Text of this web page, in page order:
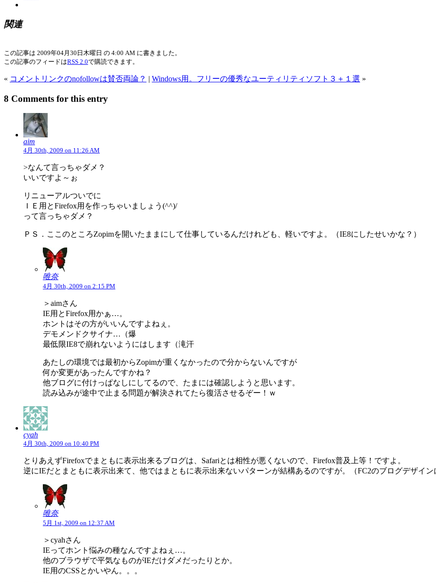
関連
この記事は 2009年04月30日木曜日 の 4:00 AM に書きました。
この記事のフィードはRSS 2.0で購読できます。
« コメントリンクのnofollowは賛否両論？ | Windows用。フリーの優秀なユーティリティソフト３＋１選 »
8 Comments for this entry
aim
4月 30th, 2009 on 11:26 AM
>なんて言っちゃダメ？
いいですよ～ぉ
リニューアルついでに
ＩＥ用とFirefox用を作っちゃいましょう(^^)/
って言っちゃダメ？
ＰＳ．ここのところZopimを開いたままにして仕事しているんだけれども、軽いですよ。（IE8にしたせいかな？）
唯奈
4月 30th, 2009 on 2:15 PM
＞aimさん
IE用とFirefox用かぁ…。
ホントはその方がいいんですよねぇ。
デモメンドクサイナ…（爆
最低限IE8で崩れないようにはします（滝汗
あたしの環境では最初からZopimが重くなかったので分からないんですが
何か変更があったんですかね？
他ブログに付けっぱなしにしてるので、たまには確認しようと思います。
読み込みが途中で止まる問題が解決されてたら復活させるぞー！ｗ
cyah
4月 30th, 2009 on 10:40 PM
とりあえずFirefoxでまともに表示出来るブログは、Safariとは相性が悪くないので、Firefox普及上等！ですよ。
逆にIEだとまともに表示出来て、他ではまともに表示出来ないパターンが結構あるのですが。（FC2のブログデザイン
唯奈
5月 1st, 2009 on 12:37 AM
＞cyahさん
IEってホント悩みの種なんですよねぇ…。
他のブラウザで平気なものがIEだけダメだったりとか。
IE用のCSSとかいやん。。。